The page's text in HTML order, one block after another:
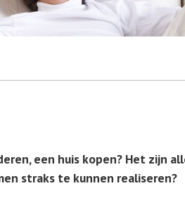
een huis kopen? Het zijn
straks te kunnen realiseren?